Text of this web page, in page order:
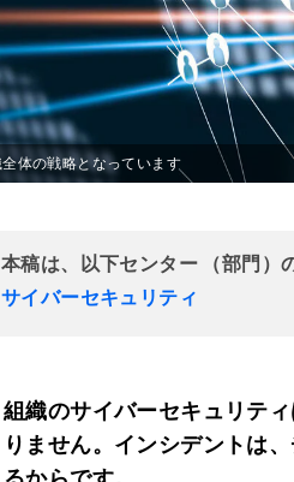
体の戦略となっています
本稿は、以下センター （部門）
サイバーセキュリティ
組織のサイバーセキュリテ
りません。インシデントは